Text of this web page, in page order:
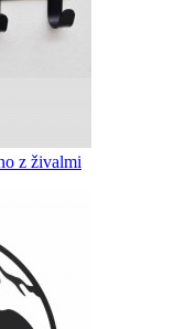
z živalmi